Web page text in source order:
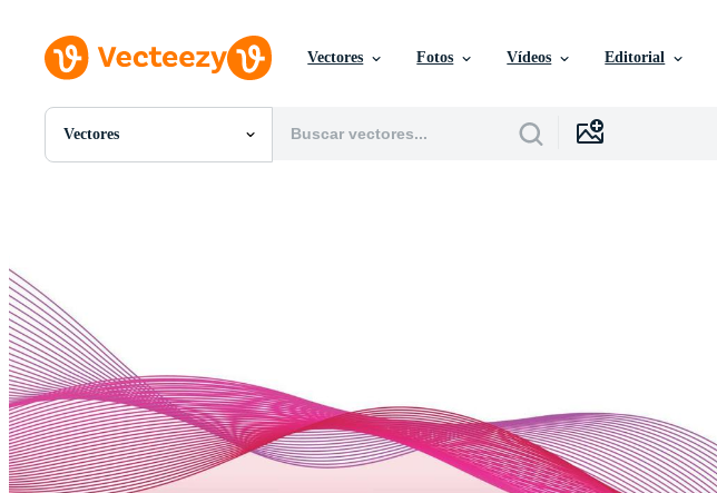
Vectores Fotos Vídeos Editorial
Vectores
Todas Imágenes
Gráficos en Movimiento
Imágenes Editoriales
Eventos Editoriales